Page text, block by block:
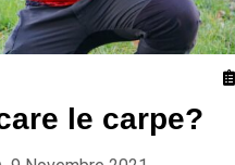
le carpe?